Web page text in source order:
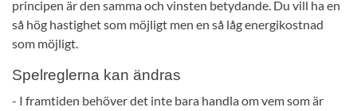
principen är den samma och vinsten betydande. Du vill ha en
så hög hastighet som möjligt men en så låg energikostnad
som möjligt.
Spelreglerna kan ändras
- I framtiden behöver det inte bara handla om vem som är